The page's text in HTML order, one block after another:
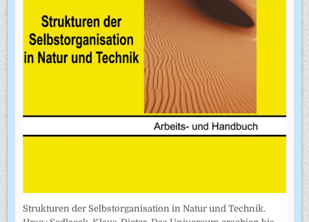
Strukturen der Selbstorganisation in Natur und Technik.